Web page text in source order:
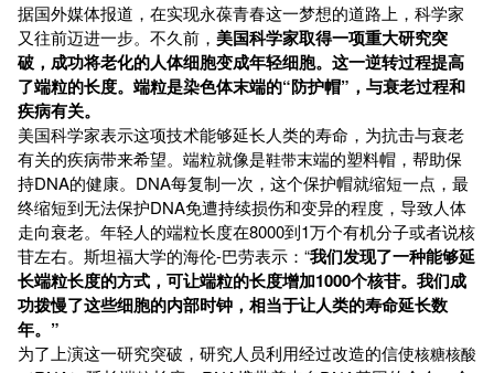
据国外媒体报道，在实现永葆青春这一梦想的道路上，科学家
又往前迈进一步。不久前， 美国科学家取得一项重大研究突
破，成功将老化的人体细胞变成年轻细胞。这一逆转过程提高
了端粒的长度。端粒是染色体末端的“防护帽”，与衰老过程和
疾病有关。
美国科学家表示这项技术能够延长人类的寿命，为抗击与衰老
有关的疾病带来希望。端粒就像是鞋带末端的塑料帽，帮助保
持DNA的健康。DNA每复制一次，这个保护帽就缩短一点，最
终缩短到无法保护DNA免遭持续损伤和变异的程度，导致人体
走向衰老。年轻人的端粒长度在8000到1万个有机分子或者说核
苷左右。斯坦福大学的海伦-巴劳表示：“我们发现了一种能够延
长端粒长度的方式，可让端粒的长度增加1000个核苷。我们成
功拨慢了这些细胞的内部时钟，相当于让人类的寿命延长数
年。”
为了上演这一研究突破，研究人员利用经过改造的信使核糖核酸